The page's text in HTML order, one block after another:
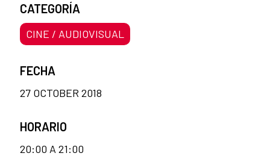
CATEGORÍA
CINE / AUDIOVISUAL
FECHA
27 OCTOBER 2018
HORARIO
20:00 A 21:00